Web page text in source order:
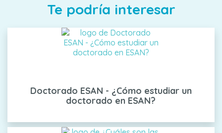
Te podría interesar
Doctorado ESAN - ¿Cómo estudiar un
doctorado en ESAN?